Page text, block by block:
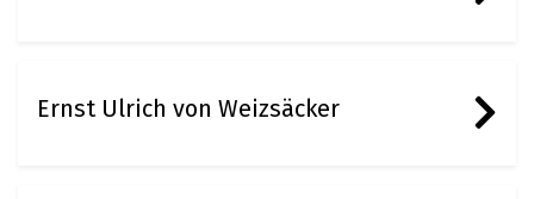
Ernst Ulrich von Weizsäcker